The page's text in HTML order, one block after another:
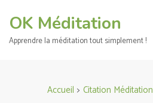
contenu
OK Méditation
Apprendre la méditation tout simplement !
Accueil > Citation Méditation